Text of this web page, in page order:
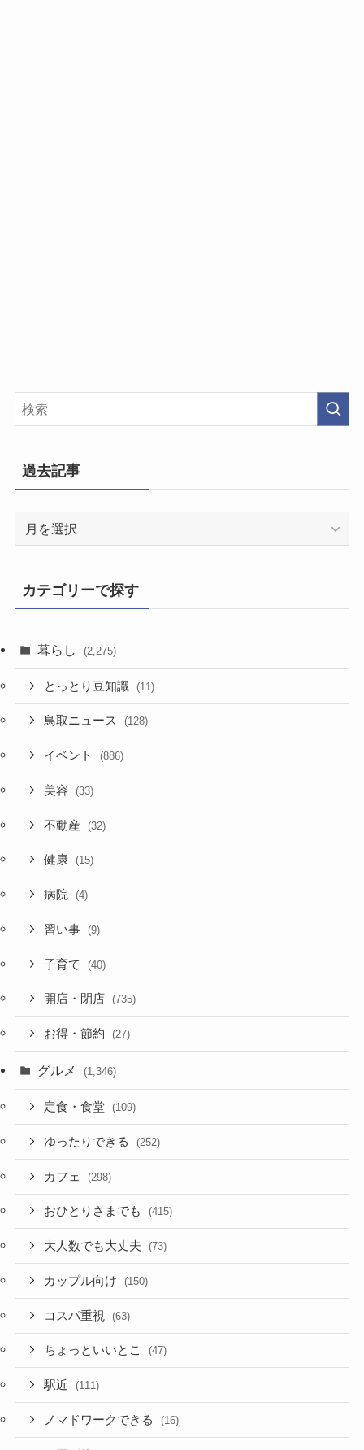
過去記事
カテゴリーで探す
暮らし (2,275)
とっとり豆知識 (11)
鳥取ニュース (128)
イベント (886)
美容 (33)
不動産 (32)
健康 (15)
病院 (4)
習い事 (9)
子育て (40)
開店・閉店 (735)
お得・節約 (27)
グルメ (1,346)
定食・食堂 (109)
ゆったりできる (252)
カフェ (298)
おひとりさまでも (415)
大人数でも大丈夫 (73)
カップル向け (150)
コスパ重視 (63)
ちょっといいとこ (47)
駅近 (111)
ノマドワークできる (16)